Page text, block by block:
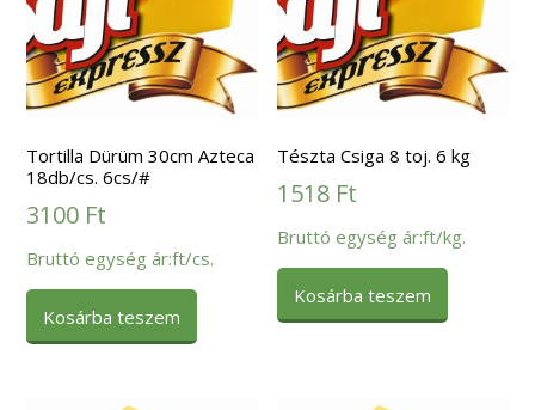
Tortilla Dürüm 30cm Azteca
18db/cs. 6cs/#
3100 Ft
Bruttó egység ár:ft/cs.
Kosárba teszem
Tészta Csiga 8 toj. 6 kg
1518 Ft
Bruttó egység ár:ft/kg.
Kosárba teszem